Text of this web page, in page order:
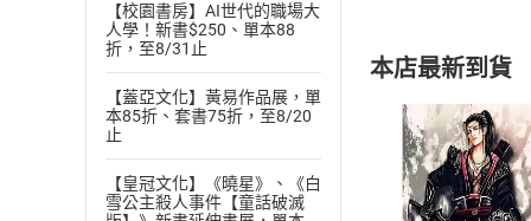
【校園書房】AI世代的職場大
人學！新書$250、單本88
折，至8/31止
【蓋亞文化】黃易作品展，單
本85折、套書75折，至8/20
止
【皇冠文化】《曉星》、《白
雪公主殺人事件【童話破滅
本店最新到貨